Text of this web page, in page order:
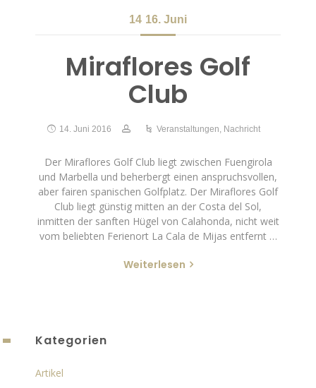
14 16. Juni
Miraflores Golf
Club
14. Juni 2016 Veranstaltungen, Nachricht
Der Miraflores Golf Club liegt zwischen Fuengirola
und Marbella und beherbergt einen anspruchsvollen,
aber fairen spanischen Golfplatz. Der Miraflores Golf
Club liegt günstig mitten an der Costa del Sol,
inmitten der sanften Hügel von Calahonda, nicht weit
vom beliebten Ferienort La Cala de Mijas entfernt …
Weiterlesen
Kategorien
Artikel